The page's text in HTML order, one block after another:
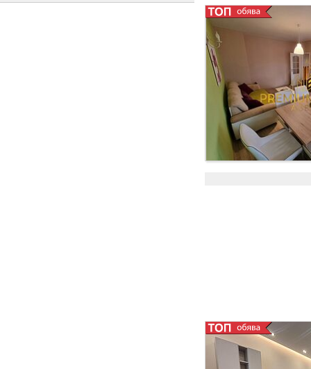
кв.м, разгърната в
обзаведено и
действащо Парно